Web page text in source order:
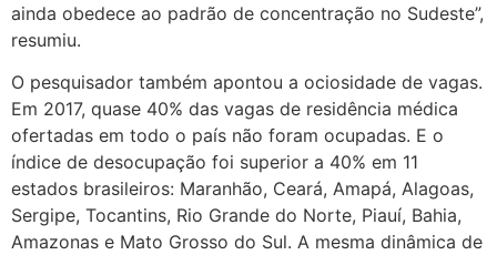
ainda obedece ao padrão de concentração no Sudeste”,
resumiu.
O pesquisador também apontou a ociosidade de vagas.
Em 2017, quase 40% das vagas de residência médica
ofertadas em todo o país não foram ocupadas. E o
índice de desocupação foi superior a 40% em 11
estados brasileiros: Maranhão, Ceará, Amapá, Alagoas,
Sergipe, Tocantins, Rio Grande do Norte, Piauí, Bahia,
Amazonas e Mato Grosso do Sul. A mesma dinâmica de